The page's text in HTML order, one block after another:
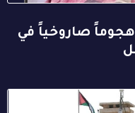
هجوماً صاروخياً في